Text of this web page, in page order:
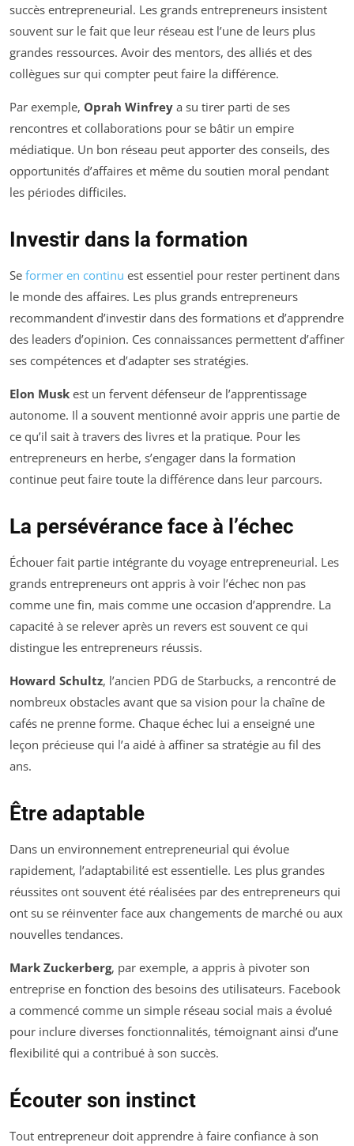
succès entrepreneurial. Les grands entrepreneurs insistent
souvent sur le fait que leur réseau est l’une de leurs plus
grandes ressources. Avoir des mentors, des alliés et des
collègues sur qui compter peut faire la différence.
Par exemple, Oprah Winfrey a su tirer parti de ses
rencontres et collaborations pour se bâtir un empire
médiatique. Un bon réseau peut apporter des conseils, des
opportunités d’affaires et même du soutien moral pendant
les périodes difficiles.
Investir dans la formation
Se former en continu est essentiel pour rester pertinent dans
le monde des affaires. Les plus grands entrepreneurs
recommandent d’investir dans des formations et d’apprendre
des leaders d’opinion. Ces connaissances permettent d’affiner
ses compétences et d’adapter ses stratégies.
Elon Musk est un fervent défenseur de l’apprentissage
autonome. Il a souvent mentionné avoir appris une partie de
ce qu’il sait à travers des livres et la pratique. Pour les
entrepreneurs en herbe, s’engager dans la formation
continue peut faire toute la différence dans leur parcours.
La persévérance face à l’échec
Échouer fait partie intégrante du voyage entrepreneurial. Les
grands entrepreneurs ont appris à voir l’échec non pas
comme une fin, mais comme une occasion d’apprendre. La
capacité à se relever après un revers est souvent ce qui
distingue les entrepreneurs réussis.
Howard Schultz, l’ancien PDG de Starbucks, a rencontré de
nombreux obstacles avant que sa vision pour la chaîne de
cafés ne prenne forme. Chaque échec lui a enseigné une
leçon précieuse qui l’a aidé à affiner sa stratégie au fil des
ans.
Être adaptable
Dans un environnement entrepreneurial qui évolue
rapidement, l’adaptabilité est essentielle. Les plus grandes
réussites ont souvent été réalisées par des entrepreneurs qui
ont su se réinventer face aux changements de marché ou aux
nouvelles tendances.
Mark Zuckerberg, par exemple, a appris à pivoter son
entreprise en fonction des besoins des utilisateurs. Facebook
a commencé comme un simple réseau social mais a évolué
pour inclure diverses fonctionnalités, témoignant ainsi d’une
flexibilité qui a contribué à son succès.
Écouter son instinct
Tout entrepreneur doit apprendre à faire confiance à son